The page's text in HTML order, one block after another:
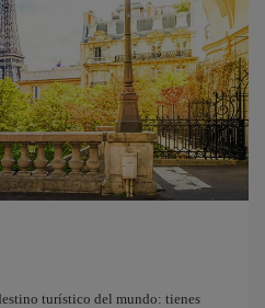
turístico del mundo: tienes